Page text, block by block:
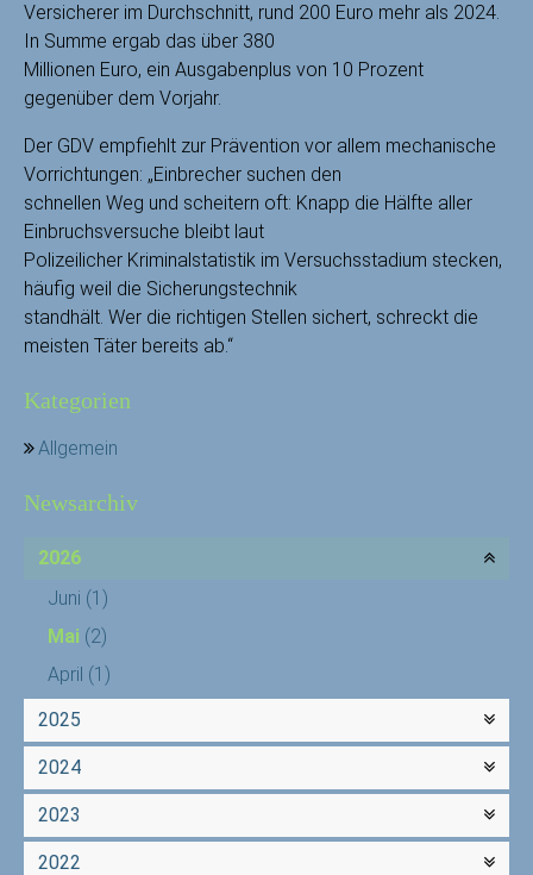
Versicherer im Durchschnitt, rund 200 Euro mehr als 2024.
In Summe ergab das über 380
Millionen Euro, ein Ausgabenplus von 10 Prozent
gegenüber dem Vorjahr.
Der GDV empfiehlt zur Prävention vor allem mechanische
Vorrichtungen: „Einbrecher suchen den
schnellen Weg und scheitern oft: Knapp die Hälfte aller
Einbruchsversuche bleibt laut
Polizeilicher Kriminalstatistik im Versuchsstadium stecken,
häufig weil die Sicherungstechnik
standhält. Wer die richtigen Stellen sichert, schreckt die
meisten Täter bereits ab.“
Kategorien
Allgemein
Newsarchiv
2026
Juni (1)
Mai (2)
April (1)
2025
2024
2023
2022